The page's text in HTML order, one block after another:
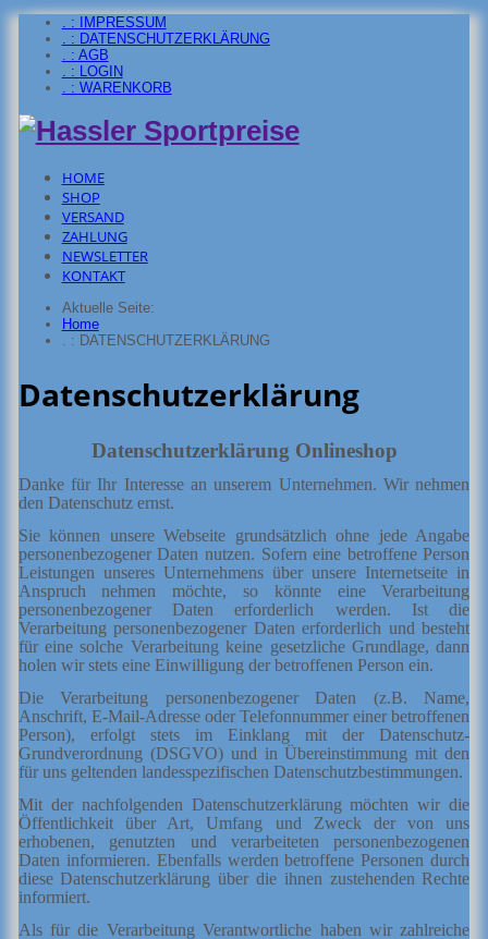
. : IMPRESSUM
. : DATENSCHUTZERKLÄRUNG
. : AGB
. : LOGIN
. : WARENKORB
HOME
SHOP
VERSAND
ZAHLUNG
NEWSLETTER
KONTAKT
Aktuelle Seite:
Home
. : DATENSCHUTZERKLÄRUNG
Datenschutzerklärung
Datenschutzerklärung Onlineshop
Danke für Ihr Interesse an unserem Unternehmen. Wir nehmen
den Datenschutz ernst.
Sie können unsere Webseite grundsätzlich ohne jede Angabe
personenbezogener Daten nutzen. Sofern eine betroffene Person
Leistungen unseres Unternehmens über unsere Internetseite in
Anspruch nehmen möchte, so könnte eine Verarbeitung
personenbezogener Daten erforderlich werden. Ist die
Verarbeitung personenbezogener Daten erforderlich und besteht
für eine solche Verarbeitung keine gesetzliche Grundlage, dann
holen wir stets eine Einwilligung der betroffenen Person ein.
Die Verarbeitung personenbezogener Daten (z.B. Name,
Anschrift, E-Mail-Adresse oder Telefonnummer einer betroffenen
Person), erfolgt stets im Einklang mit der Datenschutz-
Grundverordnung (DSGVO) und in Übereinstimmung mit den
für uns geltenden landesspezifischen Datenschutzbestimmungen.
Mit der nachfolgenden Datenschutzerklärung möchten wir die
Öffentlichkeit über Art, Umfang und Zweck der von uns
erhobenen, genutzten und verarbeiteten personenbezogenen
Daten informieren. Ebenfalls werden betroffene Personen durch
diese Datenschutzerklärung über die ihnen zustehenden Rechte
informiert.
Als für die Verarbeitung Verantwortliche haben wir zahlreiche